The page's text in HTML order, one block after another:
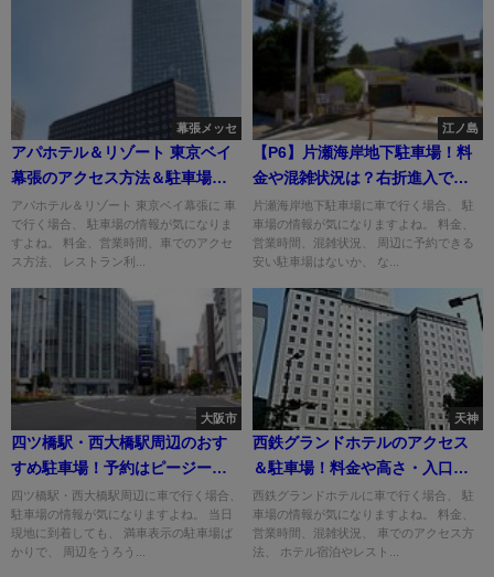
幕張メッセ
アパホテル＆リゾート 東京ベイ
幕張のアクセス方法＆駐車場料
金は？
アパホテル＆リゾート 東京ベイ幕張に 車
で行く場合、 駐車場の情報が気になりま
すよね。 料金、営業時間、車でのアクセ
ス方法、 レストラン利...
江ノ島
【P6】片瀬海岸地下駐車場！料
金や混雑状況は？右折進入でき
る？
片瀬海岸地下駐車場に車で行く場合、 駐
車場の情報が気になりますよね。 料金、
営業時間、混雑状況、 周辺に予約できる
安い駐車場はないか、 な...
大阪市
四ツ橋駅・西大橋駅周辺のおす
すめ駐車場！予約はピージーが
おすすめ！
四ツ橋駅・西大橋駅周辺に車で行く場合、
駐車場の情報が気になりますよね。 当日
現地に到着しても、 満車表示の駐車場ば
かりで、 周辺をうろう...
天神
西鉄グランドホテルのアクセス
＆駐車場！料金や高さ・入口
は？
西鉄グランドホテルに車で行く場合、 駐
車場の情報が気になりますよね。 料金、
営業時間、混雑状況、 車でのアクセス方
法、 ホテル宿泊やレスト...